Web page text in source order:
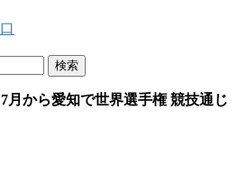
7月から愛知で世界選手権 競技通じ